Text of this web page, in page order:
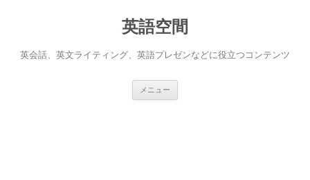
英語空間
英会話、英文ライティング、英語プレゼンなどに役立つコンテンツ
メニュー